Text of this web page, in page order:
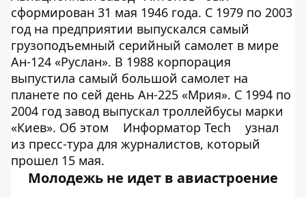
сформирован 31 мая 1946 года. С 1979 по 2003
год на предприятии выпускался самый
грузоподъемный серийный самолет в мире
Ан-124 «Руслан». В 1988 корпорация
выпустила самый большой самолет на
планете по сей день Ан-225 «Мрия». С 1994 по
2004 год завод выпускал троллейбусы марки
«Киев». Об этом
Информатор Tech
узнал
из пресс-тура для журналистов, который
прошел 15 мая.
Молодежь не идет в авиастроение